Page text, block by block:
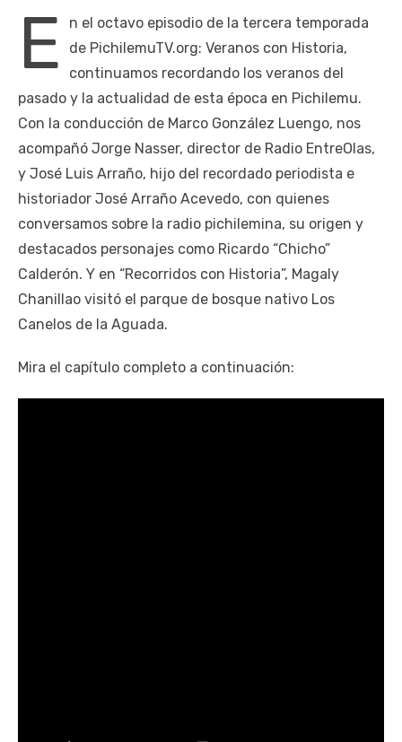
E
n el octavo episodio de la tercera temporada
de PichilemuTV.org: Veranos con Historia,
continuamos recordando los veranos del
pasado y la actualidad de esta época en Pichilemu.
Con la conducción de Marco González Luengo, nos
acompañó Jorge Nasser, director de Radio EntreOlas,
y José Luis Arraño, hijo del recordado periodista e
historiador José Arraño Acevedo, con quienes
conversamos sobre la radio pichilemina, su origen y
destacados personajes como Ricardo “Chicho”
Calderón. Y en “Recorridos con Historia”, Magaly
Chanillao visitó el parque de bosque nativo Los
Canelos de la Aguada.
Mira el capítulo completo a continuación: